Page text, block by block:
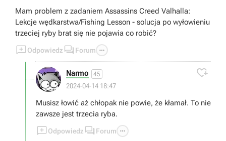
Mam problem z zadaniem Assassins Creed Valhalla:
Lekcje wędkarstwa/Fishing Lesson - solucja po wyłowieniu
trzeciej ryby brat się nie pojawia co robić?
Odpowiedz  Forum 
Narmo 45
2024-04-14 18:47

Musisz łowić aż chłopak nie powie, że kłamał. To nie
zawsze jest trzecia ryba.
Odpowiedz  Forum 